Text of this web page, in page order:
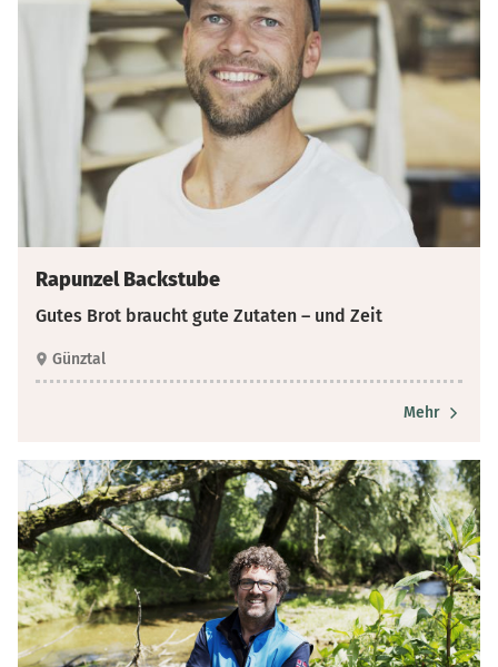
Rapunzel Backstube
Gutes Brot braucht gute Zutaten – und Zeit
Günztal
Mehr